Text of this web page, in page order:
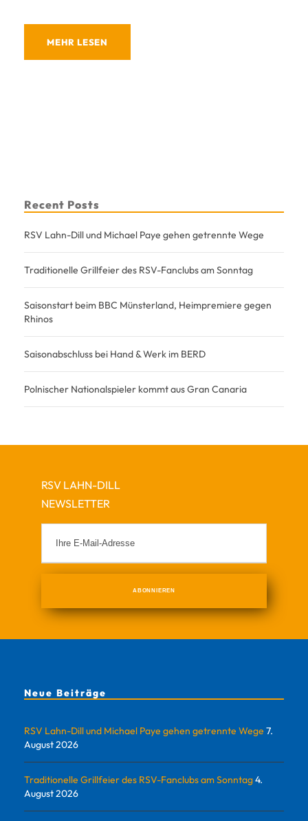
MEHR LESEN
Recent Posts
RSV Lahn-Dill und Michael Paye gehen getrennte Wege
Traditionelle Grillfeier des RSV-Fanclubs am Sonntag
Saisonstart beim BBC Münsterland, Heimpremiere gegen
Rhinos
Saisonabschluss bei Hand & Werk im BERD
Polnischer Nationalspieler kommt aus Gran Canaria
RSV LAHN-DILL
NEWSLETTER
Neue Beiträge
RSV Lahn-Dill und Michael Paye gehen getrennte Wege 7.
August 2026
Traditionelle Grillfeier des RSV-Fanclubs am Sonntag4.
August 2026